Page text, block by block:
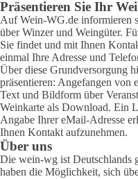
Präsentieren Sie Ihr
Auf Wein-WG.de informieren
über Winzer und Weingüter.
Sie findet und mit Ihnen
einmal Ihre Adresse und
Über diese Grundversorgung
präsentieren: Angefangen von
Text und Bildform über
Weinkarte als Download. Ein
Angabe Ihrer eMail-Adresse
Ihnen Kontakt aufzunehmen.
Über uns
Die wein-wg ist Deutschlands
haben die Möglichkeit, sich